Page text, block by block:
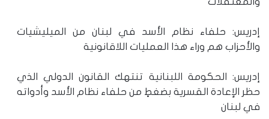
إدريس: حلفاء نظام الأسد في لبنان من الميليشيات
والأحزاب هم وراء هذا العمليات اللاقانونية
إدريس: الحكومة اللبنانية تنتهك القانون الدولي الذي
حظر الإعادة القسرية بضغطٍ من حلفاء نظام الأسد وأدواته
في لبنان